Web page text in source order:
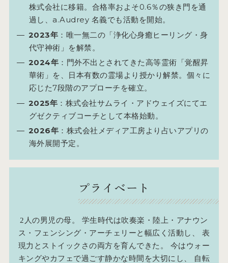
株式会社に移籍。合格率およそ0.6％の狭き門を通
過し、a.Audrey 名義でも活動を開始。
2023年 ：唯一無二の「浄化心身癒ヒーリング・身
代守神術」を解禁。
2024年 ：門外不出とされてきた高等霊術「覚醒昇
華術」を、日本有数の霊場より授かり解禁。個々に
応じた7段階のアプローチを確立。
2025年 ：株式会社サムライ・アドウェイズにてエ
グゼクティブコーチとして本格始動。
2026年 ：株式会社メディア工房より占いアプリの
海外展開予定。
プライベート
2人の男児の母。 学生時代は吹奏楽・陸上・アナウン
ス・フェンシング・アーチェリーと幅広く活動し、 表
現力とストイックさの両方を育んできた。 今はウォー
キングやカフェで過ごす静かな時間を大切にし、 自転